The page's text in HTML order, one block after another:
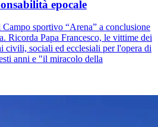
epocale
Campo sportivo “Arena” a conclusione
Ricorda Papa Francesco, le vittime dei
civili, sociali ed ecclesiali per l'opera di
anni e "il miracolo della